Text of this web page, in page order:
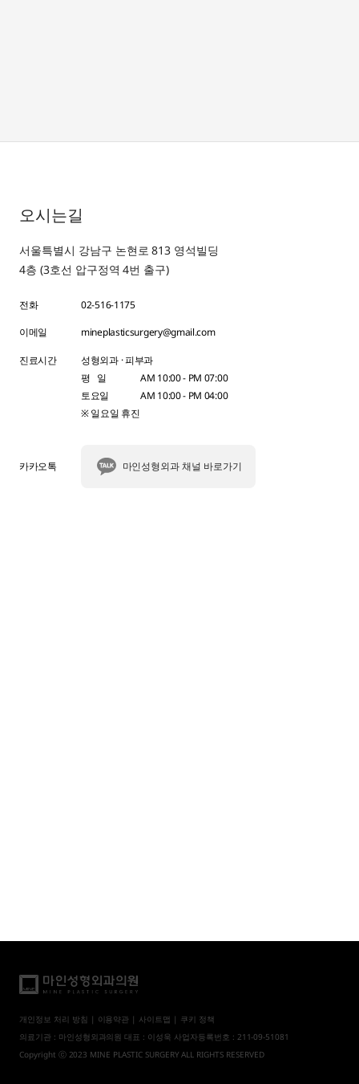
오시는길
서울특별시 강남구 논현로 813 영석빌딩
4층 (3호선 압구정역 4번 출구)
전화 02-516-1175
이메일 mineplasticsurgery@gmail.com
진료시간
성형외과 · 피부과
평 일
AM 10:00 - PM 07:00
토요일
AM 10:00 - PM 04:00
※ 일요일 휴진
카카오톡 마인성형외과 채널 바로가기
개인정보 처리 방침 | 이용약관 | 사이트맵 | 쿠키 정책
의료기관 : 마인성형외과의원 대표 : 이성욱 사업자등록번호 : 211-09-51081
Copyright ⓒ 2023 MINE PLASTIC SURGERY ALL RIGHTS RESERVED